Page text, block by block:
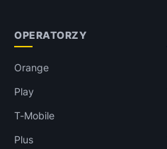
OPERATORZY
Orange
Play
T-Mobile
Plus